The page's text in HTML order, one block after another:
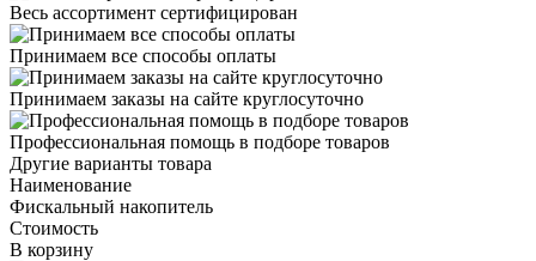
Весь ассортимент сертифицирован
Принимаем все способы оплаты
Принимаем заказы на сайте круглосуточно
Профессиональная помощь в подборе товаров
Другие варианты товара
Наименование
Фискальный накопитель
Стоимость
В корзину